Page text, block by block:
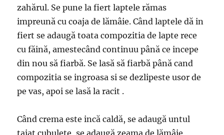
zahărul. Se pune la fiert laptele rămas
impreună cu coaja de lămâie. Când laptele dă in
fiert se adaugă toata compozitia de lapte rece
cu făină, amestecând continuu până ce incepe
din nou să fiarbă. Se lasă să fiarbă până cand
compozitia se ingroasa si se dezlipeste usor de
pe vas, apoi se lasă la racit .
Când crema este incă caldă, se adaugă untul